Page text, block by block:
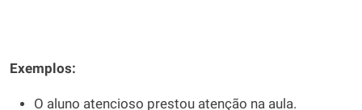
Exemplos:
O aluno atencioso prestou atenção na aula.